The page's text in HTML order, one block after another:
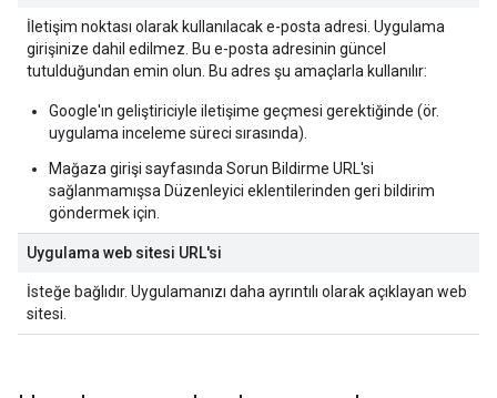
İletişim noktası olarak kullanılacak e-posta adresi. Uygulama
girişinize dahil edilmez. Bu e-posta adresinin güncel
tutulduğundan emin olun. Bu adres şu amaçlarla kullanılır:
Google'ın geliştiriciyle iletişime geçmesi gerektiğinde (ör.
uygulama inceleme süreci sırasında).
Mağaza girişi sayfasında Sorun Bildirme URL'si
sağlanmamışsa Düzenleyici eklentilerinden geri bildirim
göndermek için.
Uygulama web sitesi URL'si
İsteğe bağlıdır. Uygulamanızı daha ayrıntılı olarak açıklayan web
sitesi.